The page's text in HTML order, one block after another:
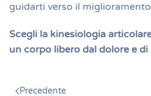
guidarti verso il
Scegli la kinesiologia
un corpo libero dal dolore e di
Precedente